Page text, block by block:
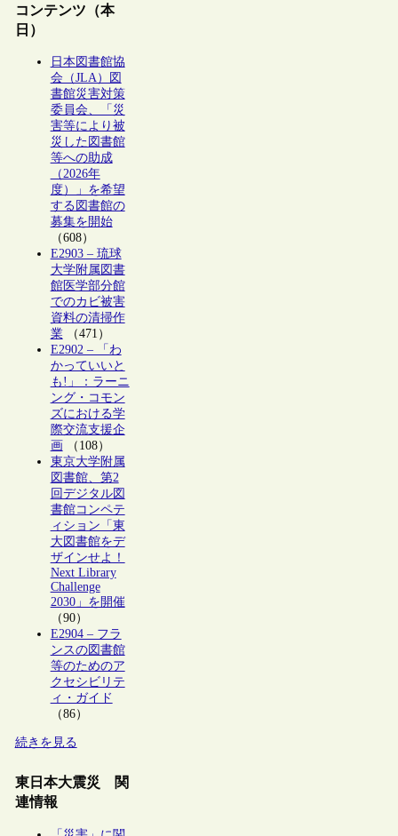
コンテンツ（本
日）
日本図書館協
会（JLA）図
書館災害対策
委員会、「災
害等により被
災した図書館
等への助成
（2026年
度）」を希望
する図書館の
募集を開始
（608）
E2903 – 琉球
大学附属図書
館医学部分館
でのカビ被害
資料の清掃作
業（471）
E2902 – 「わ
かっていいと
も!」：ラーニ
ング・コモン
ズにおける学
際交流支援企
画 （108）
東京大学附属
図書館、第2
回デジタル図
書館コンペテ
ィション「東
大図書館をデ
ザインせよ！
Next Library
Challenge
2030」を開催
（90）
E2904 – フラ
ンスの図書館
等のためのア
クセシビリテ
ィ・ガイド
（86）
続きを見る
東日本大震災 関
連情報